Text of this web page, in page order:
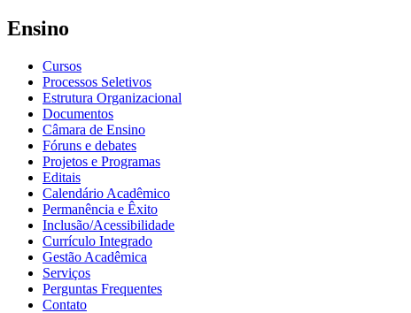
Ensino
Cursos
Processos Seletivos
Estrutura Organizacional
Documentos
Câmara de Ensino
Fóruns e debates
Projetos e Programas
Editais
Calendário Acadêmico
Permanência e Êxito
Inclusão/Acessibilidade
Currículo Integrado
Gestão Acadêmica
Serviços
Perguntas Frequentes
Contato